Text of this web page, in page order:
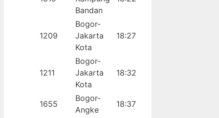
Bandan
1209
Bogor-
Jakarta
Kota
18:27
1211
Bogor-
Jakarta
Kota
18:32
1655
Bogor-
Angke
18:37